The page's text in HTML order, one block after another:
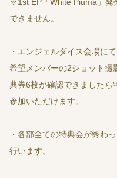
できません。
・エンジェルダイス会場に
希望メンバーの2ショット撮
典券6枚が確認できましたら
参加いただけます。
・各部全ての特典会が終わ
行います。